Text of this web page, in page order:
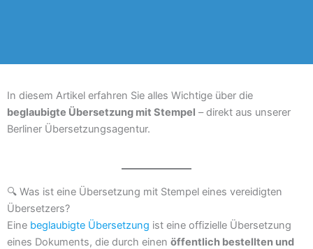
In diesem Artikel erfahren Sie alles Wichtige über die
beglaubigte Übersetzung mit Stempel – direkt aus unserer
Berliner Übersetzungsagentur.
🔍 Was ist eine Übersetzung mit Stempel eines vereidigten
Übersetzers?
Eine beglaubigte Übersetzung ist eine offizielle Übersetzung
eines Dokuments, die durch einen öffentlich bestellten und